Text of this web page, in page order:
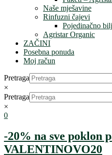
Naše mješavine
Rinfuzni čajevi
Pojedinačno
Agristar Organic
ZAČINI
Posebna ponuda
Moj račun
Pretraga
×
Pretraga
×
0
-20% na sve poklon
VALENTINOVO20